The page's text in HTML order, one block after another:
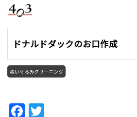
ドナルドダックのお口作成
ぬいぐるみクリーニング
Facebook